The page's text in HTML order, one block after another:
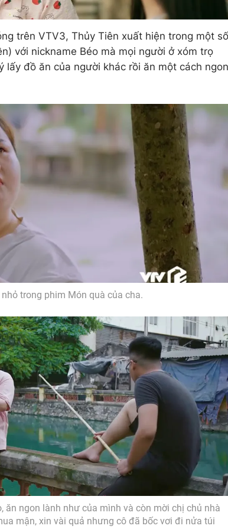
trên VTV3, Thủy Tiên xuất hiện trong một số
với nickname Béo mà mọi người ở xóm trọ
đồ ăn của người khác rồi ăn một cách ngon
trong phim Món quà của cha.
ăn ngon lành như của mình và còn mời chị chủ nhà
mận, xin vài quả nhưng cô đã bốc vơi đi nửa túi